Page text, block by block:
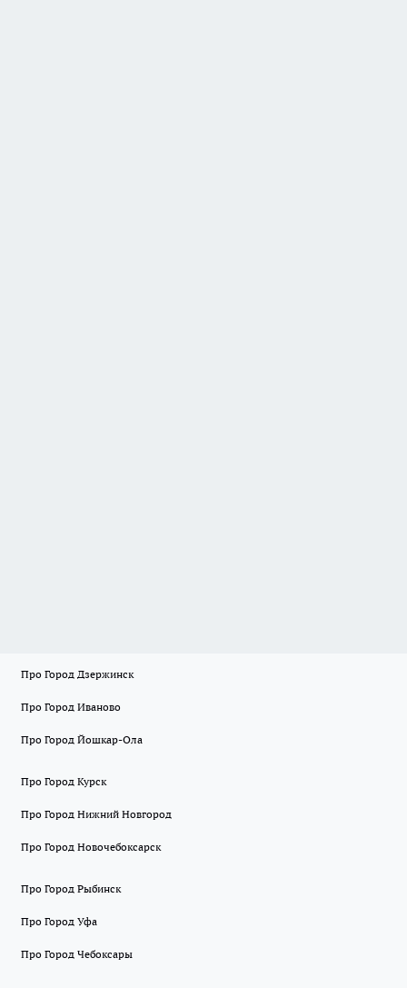
Про Город Дзержинск
Про Город Иваново
Про Город Йошкар-Ола
Про Город Курск
Про Город Нижний Новгород
Про Город Новочебоксарск
Про Город Рыбинск
Про Город Уфа
Про Город Чебоксары